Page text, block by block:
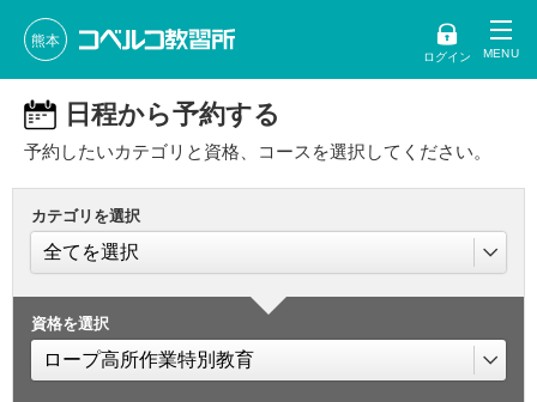
熊本
ログイン
日程から予約する
予約したいカテゴリと資格、コースを選択してください。
カテゴリを選択
資格を選択